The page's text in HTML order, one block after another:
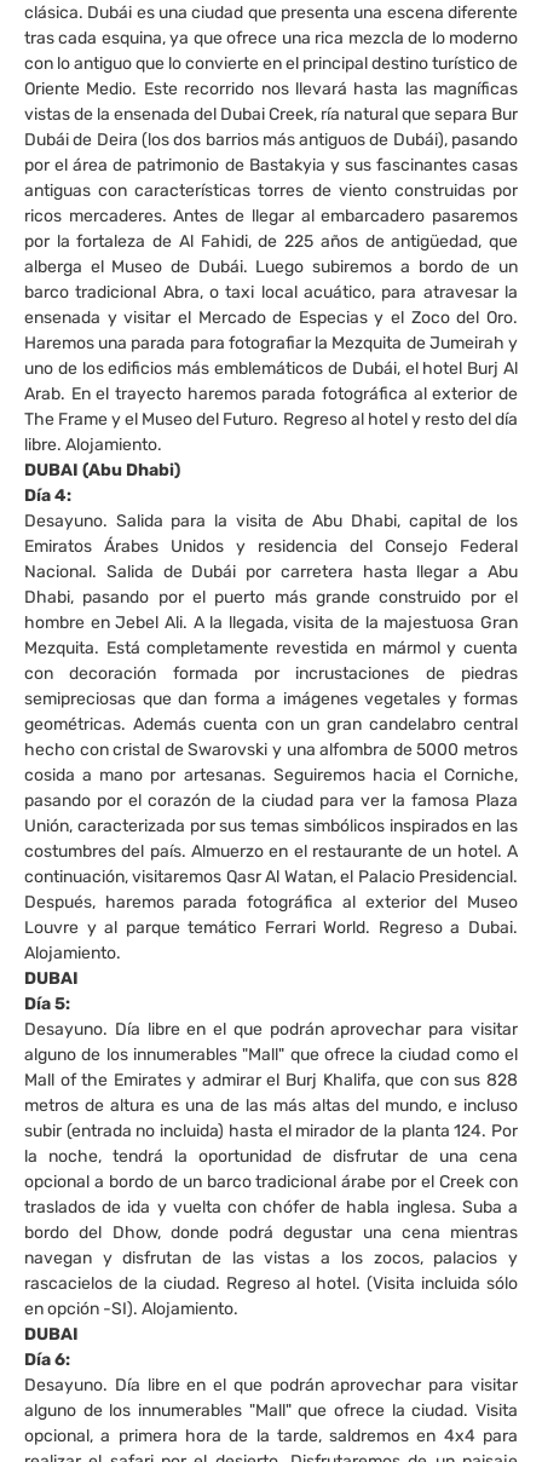
clásica. Dubái es una ciudad que presenta una escena diferente
tras cada esquina, ya que ofrece una rica mezcla de lo moderno
con lo antiguo que lo convierte en el principal destino turístico de
Oriente Medio. Este recorrido nos llevará hasta las magníficas
vistas de la ensenada del Dubai Creek, ría natural que separa Bur
Dubái de Deira (los dos barrios más antiguos de Dubái), pasando
por el área de patrimonio de Bastakyia y sus fascinantes casas
antiguas con características torres de viento construidas por
ricos mercaderes. Antes de llegar al embarcadero pasaremos
por la fortaleza de Al Fahidi, de 225 años de antigüedad, que
alberga el Museo de Dubái. Luego subiremos a bordo de un
barco tradicional Abra, o taxi local acuático, para atravesar la
ensenada y visitar el Mercado de Especias y el Zoco del Oro.
Haremos una parada para fotografiar la Mezquita de Jumeirah y
uno de los edificios más emblemáticos de Dubái, el hotel Burj Al
Arab. En el trayecto haremos parada fotográfica al exterior de
The Frame y el Museo del Futuro. Regreso al hotel y resto del día
libre. Alojamiento.
DUBAI (Abu Dhabi)
Día 4:
Desayuno. Salida para la visita de Abu Dhabi, capital de los
Emiratos Árabes Unidos y residencia del Consejo Federal
Nacional. Salida de Dubái por carretera hasta llegar a Abu
Dhabi, pasando por el puerto más grande construido por el
hombre en Jebel Ali. A la llegada, visita de la majestuosa Gran
Mezquita. Está completamente revestida en mármol y cuenta
con decoración formada por incrustaciones de piedras
semipreciosas que dan forma a imágenes vegetales y formas
geométricas. Además cuenta con un gran candelabro central
hecho con cristal de Swarovski y una alfombra de 5000 metros
cosida a mano por artesanas. Seguiremos hacia el Corniche,
pasando por el corazón de la ciudad para ver la famosa Plaza
Unión, caracterizada por sus temas simbólicos inspirados en las
costumbres del país. Almuerzo en el restaurante de un hotel. A
continuación, visitaremos Qasr Al Watan, el Palacio Presidencial.
Después, haremos parada fotográfica al exterior del Museo
Louvre y al parque temático Ferrari World. Regreso a Dubai.
Alojamiento.
DUBAI
Día 5:
Desayuno. Día libre en el que podrán aprovechar para visitar
alguno de los innumerables "Mall" que ofrece la ciudad como el
Mall of the Emirates y admirar el Burj Khalifa, que con sus 828
metros de altura es una de las más altas del mundo, e incluso
subir (entrada no incluida) hasta el mirador de la planta 124. Por
la noche, tendrá la oportunidad de disfrutar de una cena
opcional a bordo de un barco tradicional árabe por el Creek con
traslados de ida y vuelta con chófer de habla inglesa. Suba a
bordo del Dhow, donde podrá degustar una cena mientras
navegan y disfrutan de las vistas a los zocos, palacios y
rascacielos de la ciudad. Regreso al hotel. (Visita incluida sólo
en opción -SI). Alojamiento.
DUBAI
Día 6:
Desayuno. Día libre en el que podrán aprovechar para visitar
alguno de los innumerables "Mall" que ofrece la ciudad. Visita
opcional, a primera hora de la tarde, saldremos en 4x4 para